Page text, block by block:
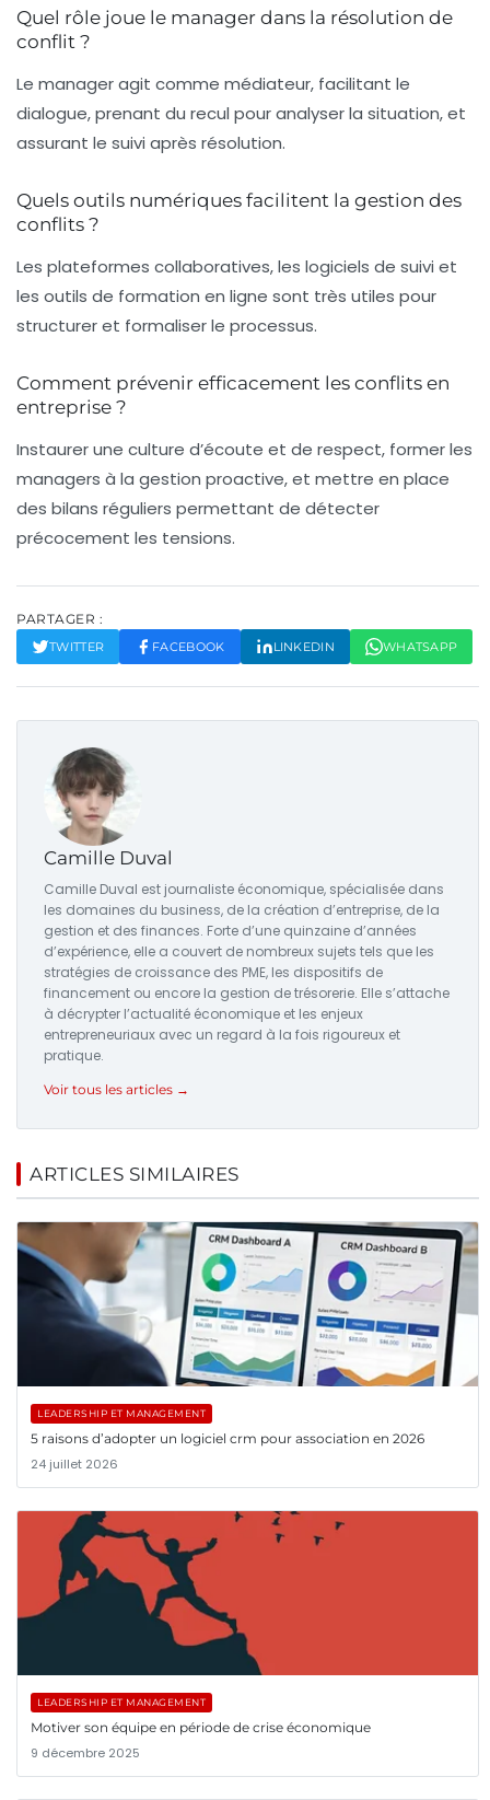
Quel rôle joue le manager dans la résolution de
conflit ?
Le manager agit comme médiateur, facilitant le
dialogue, prenant du recul pour analyser la situation, et
assurant le suivi après résolution.
Quels outils numériques facilitent la gestion des
conflits ?
Les plateformes collaboratives, les logiciels de suivi et
les outils de formation en ligne sont très utiles pour
structurer et formaliser le processus.
Comment prévenir efficacement les conflits en
entreprise ?
Instaurer une culture d’écoute et de respect, former les
managers à la gestion proactive, et mettre en place
des bilans réguliers permettant de détecter
précocement les tensions.
PARTAGER :
TWITTER FACEBOOK LINKEDIN WHATSAPP
Camille Duval
Camille Duval est journaliste économique, spécialisée dans
les domaines du business, de la création d’entreprise, de la
gestion et des finances. Forte d’une quinzaine d’années
d’expérience, elle a couvert de nombreux sujets tels que les
stratégies de croissance des PME, les dispositifs de
financement ou encore la gestion de trésorerie. Elle s’attache
à décrypter l’actualité économique et les enjeux
entrepreneuriaux avec un regard à la fois rigoureux et
pratique.
Voir tous les articles →
ARTICLES SIMILAIRES
LEADERSHIP ET MANAGEMENT
5 raisons d’adopter un logiciel crm pour association en 2026
24 juillet 2026
LEADERSHIP ET MANAGEMENT
Motiver son équipe en période de crise économique
9 décembre 2025